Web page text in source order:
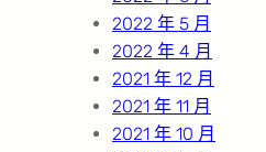
2022 年 5 月
2022 年 4 月
2021 年 12 月
2021 年 11 月
2021 年 10 月